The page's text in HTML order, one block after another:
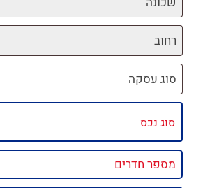
רחוב
סוג עסקה